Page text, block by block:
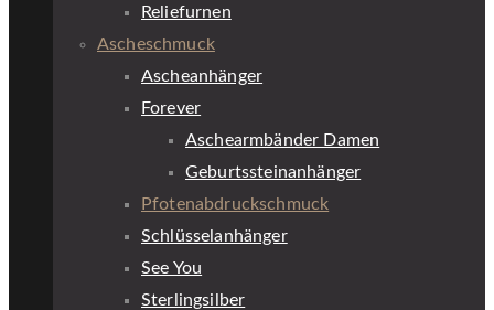
Reliefurnen
Ascheschmuck
Ascheanhänger
Forever
Aschearmbänder Damen
Geburtssteinanhänger
Pfotenabdruckschmuck
Schlüsselanhänger
See You
Sterlingsilber